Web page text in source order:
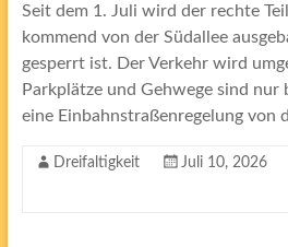
Seit dem 1. Juli wird der rechte
kommend von der Südallee
gesperrt ist. Der Verkehr wird
Parkplätze und Gehwege sind nur
eine Einbahnstraßenregelung von
Dreifaltigkeit Juli 10, 2026